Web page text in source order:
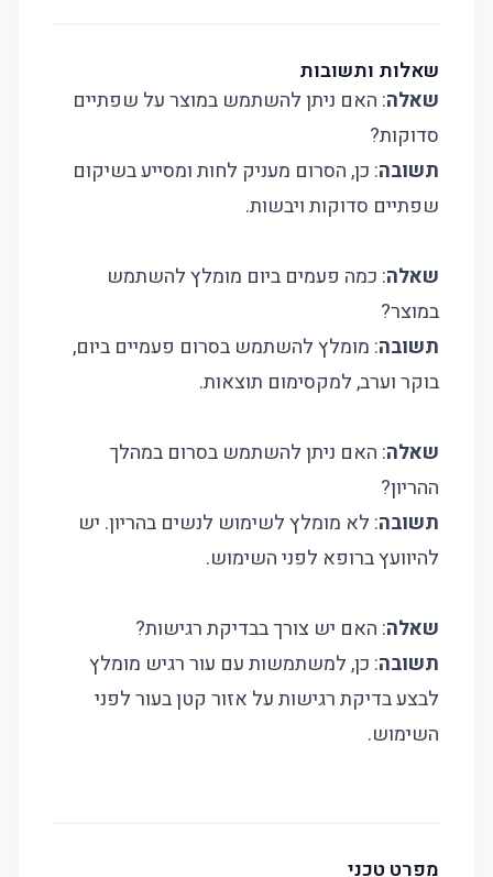
שאלות ותשובות
שאלה: האם ניתן להשתמש במוצר על שפתיים
סדוקות?
תשובה: כן, הסרום מעניק לחות ומסייע בשיקום
שפתיים סדוקות ויבשות.
שאלה: כמה פעמים ביום מומלץ להשתמש
במוצר?
תשובה: מומלץ להשתמש בסרום פעמיים ביום,
בוקר וערב, למקסימום תוצאות.
שאלה: האם ניתן להשתמש בסרום במהלך
ההריון?
תשובה: לא מומלץ לשימוש לנשים בהריון. יש
להיוועץ ברופא לפני השימוש.
שאלה: האם יש צורך בבדיקת רגישות?
תשובה: כן, למשתמשות עם עור רגיש מומלץ
לבצע בדיקת רגישות על אזור קטן בעור לפני
השימוש.
מפרט טכני